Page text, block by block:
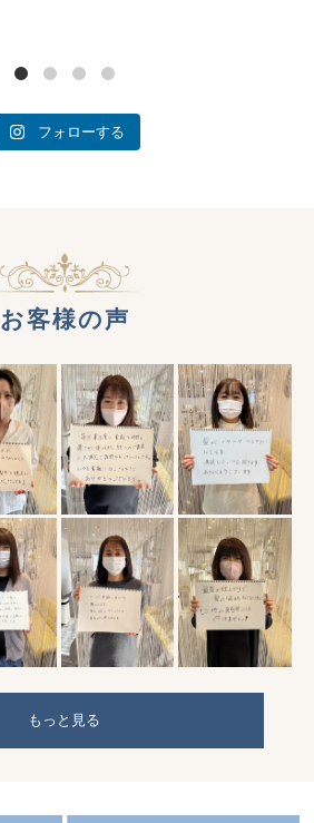
フォローする
お客様の声
もっと見る